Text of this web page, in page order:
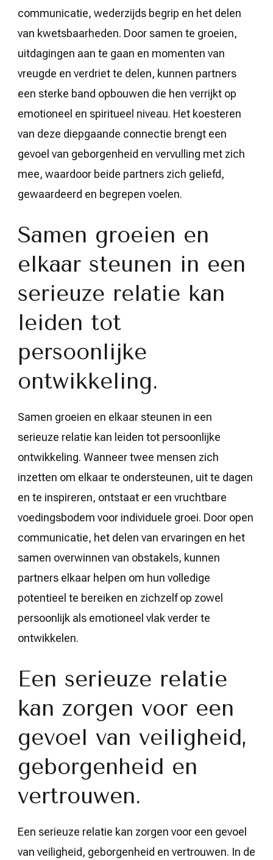
communicatie, wederzijds begrip en het delen
van kwetsbaarheden. Door samen te groeien,
uitdagingen aan te gaan en momenten van
vreugde en verdriet te delen, kunnen partners
een sterke band opbouwen die hen verrijkt op
emotioneel en spiritueel niveau. Het koesteren
van deze diepgaande connectie brengt een
gevoel van geborgenheid en vervulling met zich
mee, waardoor beide partners zich geliefd,
gewaardeerd en begrepen voelen.
Samen groeien en
elkaar steunen in een
serieuze relatie kan
leiden tot
persoonlijke
ontwikkeling.
Samen groeien en elkaar steunen in een
serieuze relatie kan leiden tot persoonlijke
ontwikkeling. Wanneer twee mensen zich
inzetten om elkaar te ondersteunen, uit te dagen
en te inspireren, ontstaat er een vruchtbare
voedingsbodem voor individuele groei. Door open
communicatie, het delen van ervaringen en het
samen overwinnen van obstakels, kunnen
partners elkaar helpen om hun volledige
potentieel te bereiken en zichzelf op zowel
persoonlijk als emotioneel vlak verder te
ontwikkelen.
Een serieuze relatie
kan zorgen voor een
gevoel van veiligheid,
geborgenheid en
vertrouwen.
Een serieuze relatie kan zorgen voor een gevoel
van veiligheid, geborgenheid en vertrouwen. In de